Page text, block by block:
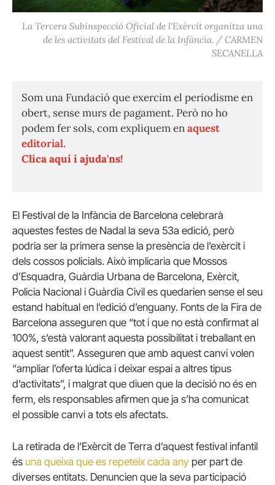
La Tercera Subinspecció Oficial de l'Exèrcit organitza una
de les activitats del Festival de la Infància. / CARMEN
SECANELLA
Som una Fundació que exercim el periodisme en
obert, sense murs de pagament. Però no ho
podem fer sols, com expliquem enaquest
editorial.
Clica aquí i ajuda'ns!
El Festival de la Infància de Barcelona celebrarà
aquestes festes de Nadal la seva 53a edició, però
podria ser la primera sense la presència de l’exèrcit i
dels cossos policials. Això implicaria que Mossos
d’Esquadra, Guàrdia Urbana de Barcelona, Exèrcit,
Policia Nacional i Guàrdia Civil es quedarien sense el seu
estand habitual en l’edició d’enguany. Fonts de la Fira de
Barcelona asseguren que “tot i que no està confirmat al
100%, s’està valorant aquesta possibilitat i treballant en
aquest sentit”. Asseguren que amb aquest canvi volen
“ampliar l’oferta lúdica i deixar espai a altres tipus
d’activitats”, i malgrat que diuen que la decisió no és en
ferm, els responsables afirmen que ja s’ha comunicat
el possible canvi a tots els afectats.
La retirada de l’Exèrcit de Terra d’aquest festival infantil
és una queixa que es repeteix cada any per part de
diverses entitats. Denuncien que la seva participació